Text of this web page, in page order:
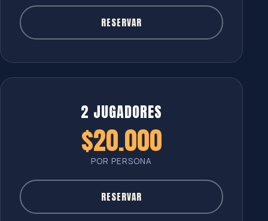
RESERVAR
2 JUGADORES
$20.000
POR PERSONA
RESERVAR